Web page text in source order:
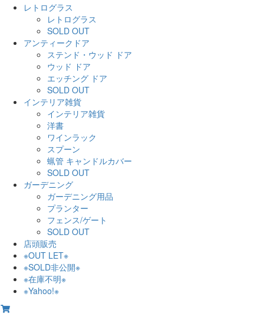
レトログラス
レトログラス
SOLD OUT
アンティークドア
ステンド・ウッド ドア
ウッド ドア
エッチング ドア
SOLD OUT
インテリア雑貨
インテリア雑貨
洋書
ワインラック
スプーン
蝋管 キャンドルカバー
SOLD OUT
ガーデニング
ガーデニング用品
プランター
フェンス/ゲート
SOLD OUT
店頭販売
※OUT LET※
※SOLD非公開※
※在庫不明※
※Yahoo!※